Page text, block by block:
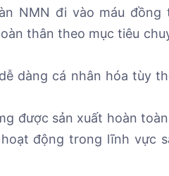
NMN đi vào máu đồng
thân theo mục tiêu
dàng cá nhân hóa tùy
được sản xuất hoàn
động trong lĩnh vực